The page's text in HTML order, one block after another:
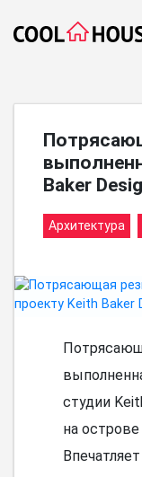
Baker
Архитектура
студии
на